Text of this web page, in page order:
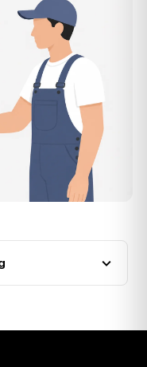
mit rund 65 m² liegen
€, das entspricht im
Zugänglichkeit (Etage,
verschieben den Preis
Festpreis nennt
in Zukunft
in Penig steigend
im Jahr 2022.
ableiten, aber die
unabhängig davon,
750 und